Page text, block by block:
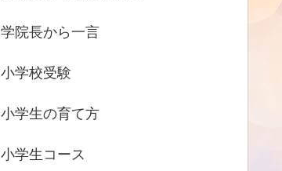
学院長から一言
小学校受験
小学生の育て方
小学生コース